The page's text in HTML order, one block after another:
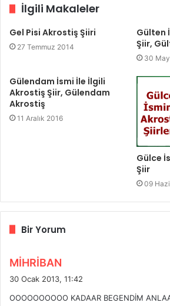
İlgili Makaleler
Gel Pisi Akrostiş Şiiri
27 Temmuz 2014
Gülten
Şiir,
30
Gülendam İsmi İle İlgili
Akrostiş Şiir, Gülendam
Akrostiş
11 Aralık 2016
Gülce
Şiir
09
Bir Yorum
MİHRİBAN
i
30 Ocak 2013, 11:42
OOOOOOOOOO KADAAR BEGENDİM